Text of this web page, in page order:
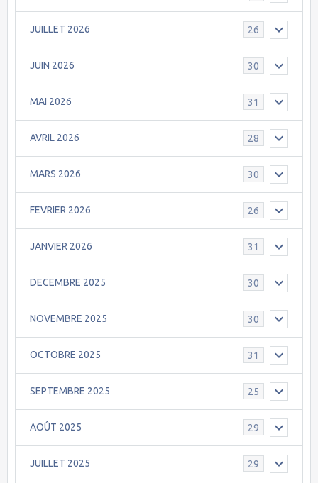
JUILLET 2026 26
JUIN 2026 30
MAI 2026 31
AVRIL 2026 28
MARS 2026 30
FEVRIER 2026 26
JANVIER 2026 31
DECEMBRE 2025 30
NOVEMBRE 2025 30
OCTOBRE 2025 31
SEPTEMBRE 2025 25
AOÛT 2025 29
JUILLET 2025 29